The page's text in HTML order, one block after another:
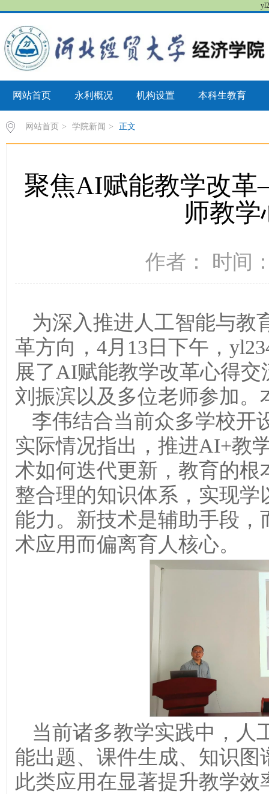
网站首页 永利概况 机构设置 本科生教育
网站首页 > 学院新闻 > 正文
聚焦AI赋能教学改
师教
作者： 时间
为深入推进人工智能与教
革方向，4月13日下午，
展了AI赋能教学改革心得
刘振滨以及多位老师参加
李伟结合当前众多学校开
实际情况指出，推进AI+教
术如何迭代更新，教育的
整合理的知识体系，实现
能力。新技术是辅助手段
术应用而偏离育人核心。
当前诸多教学实践中，人
能出题、课件生成、知识
此类应用在显著提升教学效